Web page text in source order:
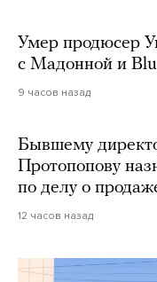
Умер продюсер
с Мадонной и
9 часов назад
Бывшему
Протопопову
по делу о
12 часов назад